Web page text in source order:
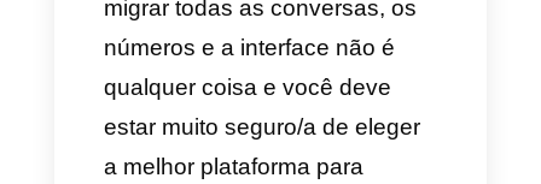
WhatsApp.
Colaboração em equipe
melhorada:
Com a Callbell
você poderá colaborar com a